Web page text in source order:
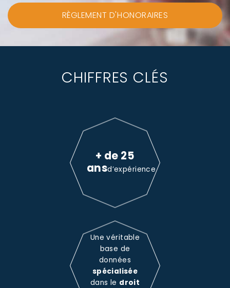
RÈGLEMENT D'HONORAIRES
CHIFFRES CLÉS
+ de 25
ansd’expérience
Une véritable
base de
données
spécialisée
dans le droit